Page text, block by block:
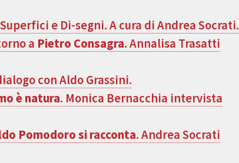
e Di-segni. A cura di Andrea Socrati.
a Pietro Consagra. Annalisa Trasatti
con Aldo Grassini.
è natura. Monica Bernacchia intervista
Pomodoro si racconta. Andrea Socrati